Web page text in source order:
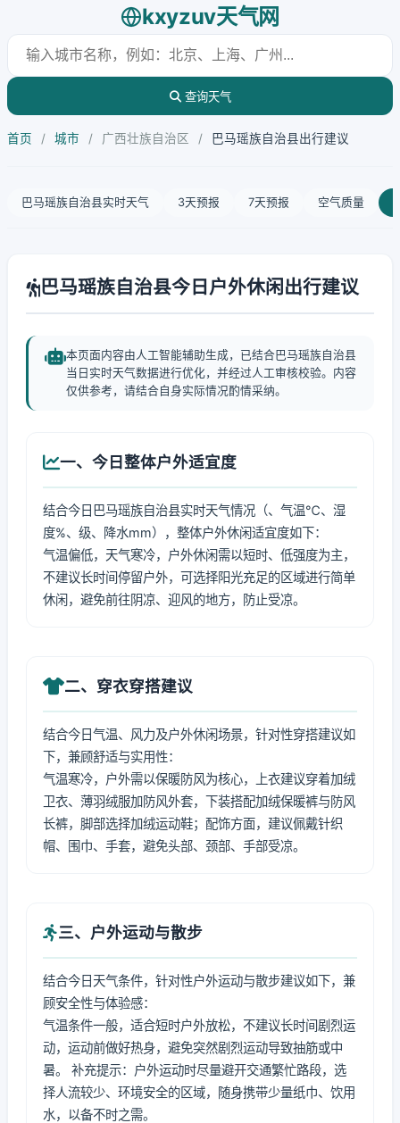
kxyzuv天气网
查询天气
首页 / 城市 / 广西壮族自治区 / 巴马瑶族自治县出行建议
巴马瑶族自治县实时天气 3天预报 7天预报 空气质量
巴马瑶族自治县今日户外休闲出行建议
本页面内容由人工智能辅助生成，已结合巴马瑶族自治县
当日实时天气数据进行优化，并经过人工审核校验。内容
仅供参考，请结合自身实际情况酌情采纳。
一、今日整体户外适宜度
结合今日巴马瑶族自治县实时天气情况（、气温℃、湿
度%、级、降水mm），整体户外休闲适宜度如下：
气温偏低，天气寒冷，户外休闲需以短时、低强度为主，
不建议长时间停留户外，可选择阳光充足的区域进行简单
休闲，避免前往阴凉、迎风的地方，防止受凉。
二、穿衣穿搭建议
结合今日气温、风力及户外休闲场景，针对性穿搭建议如
下，兼顾舒适与实用性：
气温寒冷，户外需以保暖防风为核心，上衣建议穿着加绒
卫衣、薄羽绒服加防风外套，下装搭配加绒保暖裤与防风
长裤，脚部选择加绒运动鞋；配饰方面，建议佩戴针织
帽、围巾、手套，避免头部、颈部、手部受凉。
三、户外运动与散步
结合今日天气条件，针对性户外运动与散步建议如下，兼
顾安全性与体验感：
气温条件一般，适合短时户外放松，不建议长时间剧烈运
动，运动前做好热身，避免突然剧烈运动导致抽筋或中
暑。 补充提示：户外运动时尽量避开交通繁忙路段，选
择人流较少、环境安全的区域，随身携带少量纸巾、饮用
水，以备不时之需。